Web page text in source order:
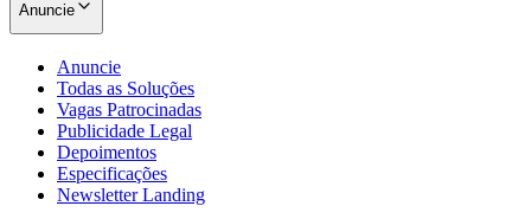
Santos
Anuncie
Anuncie
Todas as Soluções
Vagas Patrocinadas
Publicidade Legal
Depoimentos
Especificações
Newsletter Landing